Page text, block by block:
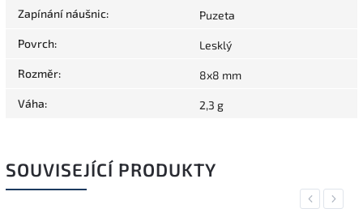
Zapínání náušnic: Puzeta
Povrch: Lesklý
Rozměr: 8x8 mm
Váha: 2,3 g
SOUVISEJÍCÍ PRODUKTY
Previous
Next